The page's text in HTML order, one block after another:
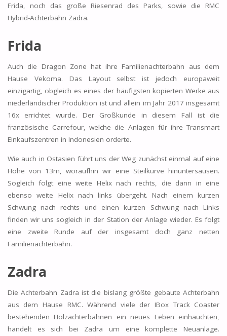
Frida, noch das große Riesenrad des Parks, sowie die RMC
Hybrid-Achterbahn Zadra.
Frida
Auch die Dragon Zone hat ihre Familienachterbahn aus dem
Hause Vekoma. Das Layout selbst ist jedoch europaweit
einzigartig, obgleich es eines der häufigsten kopierten Werke aus
niederländischer Produktion ist und allein im Jahr 2017 insgesamt
16x errichtet wurde. Der Großkunde in diesem Fall ist die
französische Carrefour, welche die Anlagen für ihre Transmart
Einkaufszentren in Indonesien orderte.
Wie auch in Ostasien führt uns der Weg zunächst einmal auf eine
Höhe von 13m, woraufhin wir eine Steilkurve hinuntersausen.
Sogleich folgt eine weite Helix nach rechts, die dann in eine
ebenso weite Helix nach links übergeht. Nach einem kurzen
Schwung nach rechts und einen kurzen Schwung nach Links
finden wir uns sogleich in der Station der Anlage wieder. Es folgt
eine zweite Runde auf der insgesamt doch ganz netten
Familienachterbahn.
Zadra
Die Achterbahn Zadra ist die bislang größte gebaute Achterbahn
aus dem Hause RMC. Während viele der IBox Track Coaster
bestehenden Holzachterbahnen ein neues Leben einhauchten,
handelt es sich bei Zadra um eine komplette Neuanlage.